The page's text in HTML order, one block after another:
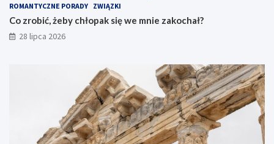
ROMANTYCZNE PORADY ZWIĄZKI
Co zrobić, żeby chłopak się we mnie zakochał?
28 lipca 2026